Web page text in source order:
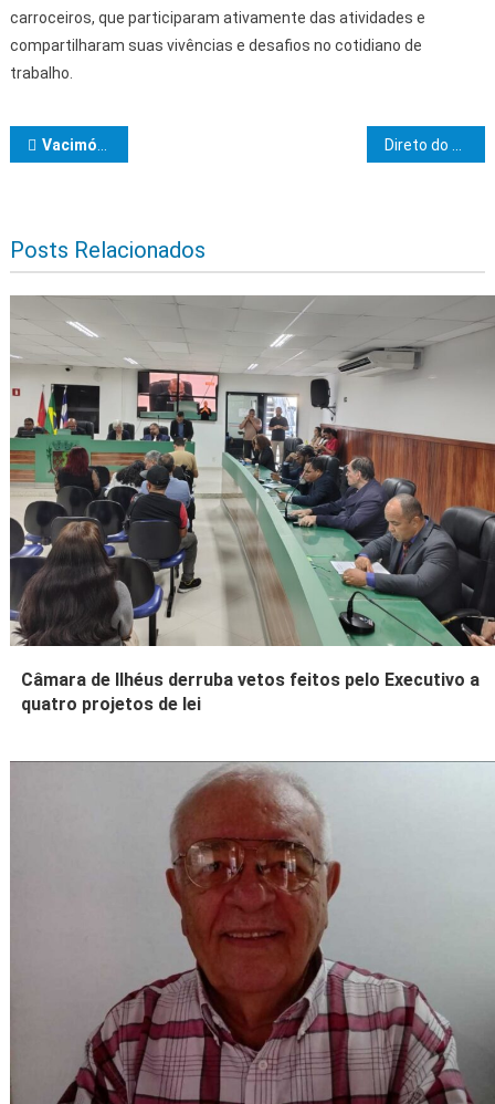
carroceiros, que participaram ativamente das atividades e
compartilharam suas vivências e desafios no cotidiano de
trabalho.
Navegação de Post
Vacimóvel ficou três dias em Ibicaraí e vacinou cerca de 320 pessoas
Posts Relacionados
Câmara de Ilhéus derruba vetos feitos pelo Executivo a
quatro projetos de lei